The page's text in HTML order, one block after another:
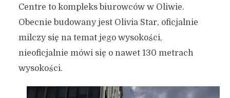
Centre to kompleks biurowców w Oliwie.
Obecnie budowany jest Olivia Star, oficjalnie
milczy się na temat jego wysokości,
nieoficjalnie mówi się o nawet 130 metrach
wysokości.